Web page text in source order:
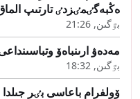
ەڭبەگٸمٸزدٸ تارتىپ
بٷگىن, 21:26
مەدەۋ ارىنباەۆ
بٷگىن, 18:32
ۆولفرام باعاسى بٸر جىلدا 622 پايىز قىمباتتادى